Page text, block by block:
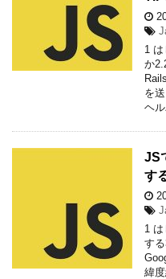
1
か
を
ヘル
JS
す
1
す
緯